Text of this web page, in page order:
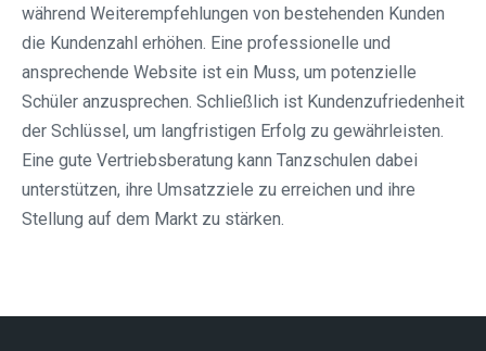
während Weiterempfehlungen von bestehenden Kunden
die Kundenzahl erhöhen. Eine professionelle und
ansprechende Website ist ein Muss, um potenzielle
Schüler anzusprechen. Schließlich ist Kundenzufriedenheit
der Schlüssel, um langfristigen Erfolg zu gewährleisten.
Eine gute Vertriebsberatung kann Tanzschulen dabei
unterstützen, ihre Umsatzziele zu erreichen und ihre
Stellung auf dem Markt zu stärken.